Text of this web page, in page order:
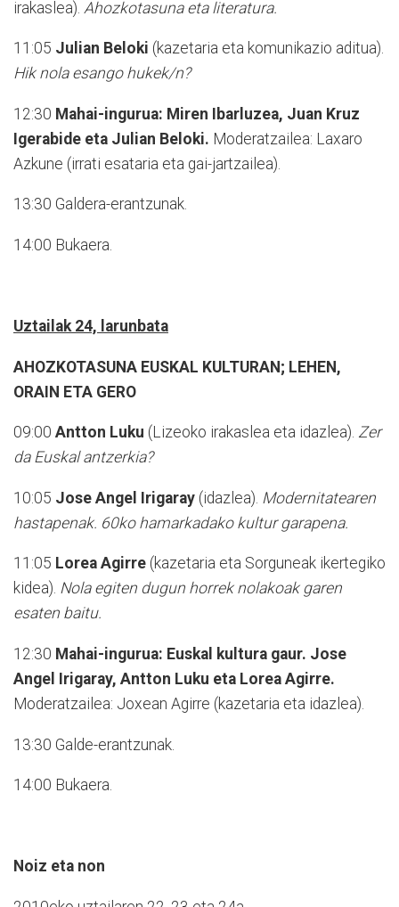
irakaslea). Ahozkotasuna eta literatura.
11:05 Julian Beloki (kazetaria eta komunikazio aditua).
Hik nola esango hukek/n?
12:30 Mahai-ingurua: Miren Ibarluzea, Juan Kruz
Igerabide eta Julian Beloki. Moderatzailea: Laxaro
Azkune (irrati esataria eta gai-jartzailea).
13:30 Galdera-erantzunak.
14:00 Bukaera.
Uztailak 24, larunbata
AHOZKOTASUNA EUSKAL KULTURAN; LEHEN,
ORAIN ETA GERO
09:00 Antton Luku (Lizeoko irakaslea eta idazlea). Zer
da Euskal antzerkia?
10:05 Jose Angel Irigaray (idazlea). Modernitatearen
hastapenak. 60ko hamarkadako kultur garapena.
11:05 Lorea Agirre (kazetaria eta Sorguneak ikertegiko
kidea). Nola egiten dugun horrek nolakoak garen
esaten baitu.
12:30 Mahai-ingurua: Euskal kultura gaur. Jose
Angel Irigaray, Antton Luku eta Lorea Agirre.
Moderatzailea: Joxean Agirre (kazetaria eta idazlea).
13:30 Galde-erantzunak.
14:00 Bukaera.
Noiz eta non